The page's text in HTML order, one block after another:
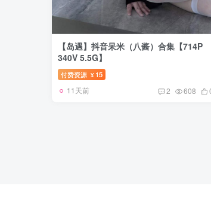
【岛遇】抖音呆米（八酱）合集【714P
340V 5.5G】
付费资源 ¥ 15
11天前 2 608